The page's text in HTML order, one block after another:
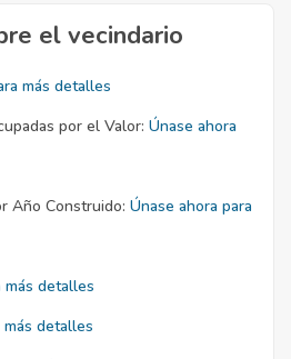
el vecindario
más detalles
por el Valor: Únase ahora
Año Construido: Únase ahora para
más detalles
más detalles